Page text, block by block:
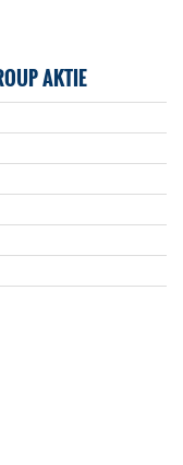
AKTIE